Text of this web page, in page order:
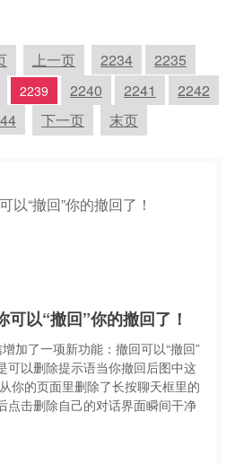
上一页 2234
2235
2239 2240 2241
2242
下一页 末页
以“撤回”你的撤回了！
加了一项新功能：撤回可以“撤回”
可以删除提示语当你撤回后图中这
你的页面里删除了长按聊天框里的
点击删除自己的对话界面瞬间干净